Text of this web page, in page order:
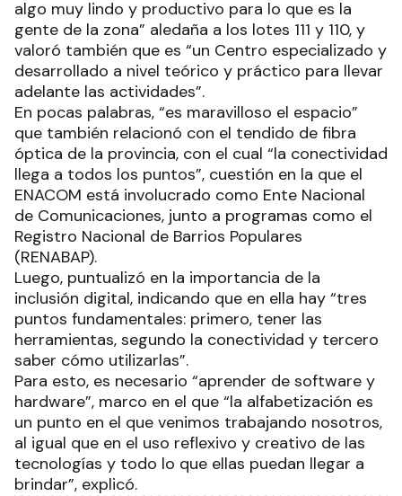
algo muy lindo y productivo para lo que es la
gente de la zona” aledaña a los lotes 111 y 110, y
valoró también que es “un Centro especializado y
desarrollado a nivel teórico y práctico para llevar
adelante las actividades”.
En pocas palabras, “es maravilloso el espacio”
que también relacionó con el tendido de fibra
óptica de la provincia, con el cual “la conectividad
llega a todos los puntos”, cuestión en la que el
ENACOM está involucrado como Ente Nacional
de Comunicaciones, junto a programas como el
Registro Nacional de Barrios Populares
(RENABAP).
Luego, puntualizó en la importancia de la
inclusión digital, indicando que en ella hay “tres
puntos fundamentales: primero, tener las
herramientas, segundo la conectividad y tercero
saber cómo utilizarlas”.
Para esto, es necesario “aprender de software y
hardware”, marco en el que “la alfabetización es
un punto en el que venimos trabajando nosotros,
al igual que en el uso reflexivo y creativo de las
tecnologías y todo lo que ellas puedan llegar a
brindar”, explicó.